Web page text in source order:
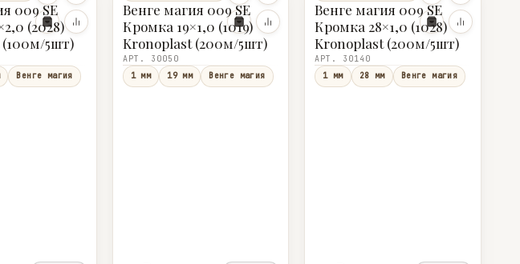
009 SE
(2028)
5шт)
Венге магия
Венге магия 009 SE
Кромка 19×1,0 (1019)
Kronoplast (200м/5шт)
АРТ. 30050
1 мм
19 мм Венге магия
Венге магия 009 SE
Кромка 28×1,0 (1028)
Kronoplast (200м/5шт)
АРТ. 30140
1 мм
28 мм Венге магия